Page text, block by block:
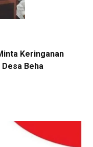
Keringanan
Beha